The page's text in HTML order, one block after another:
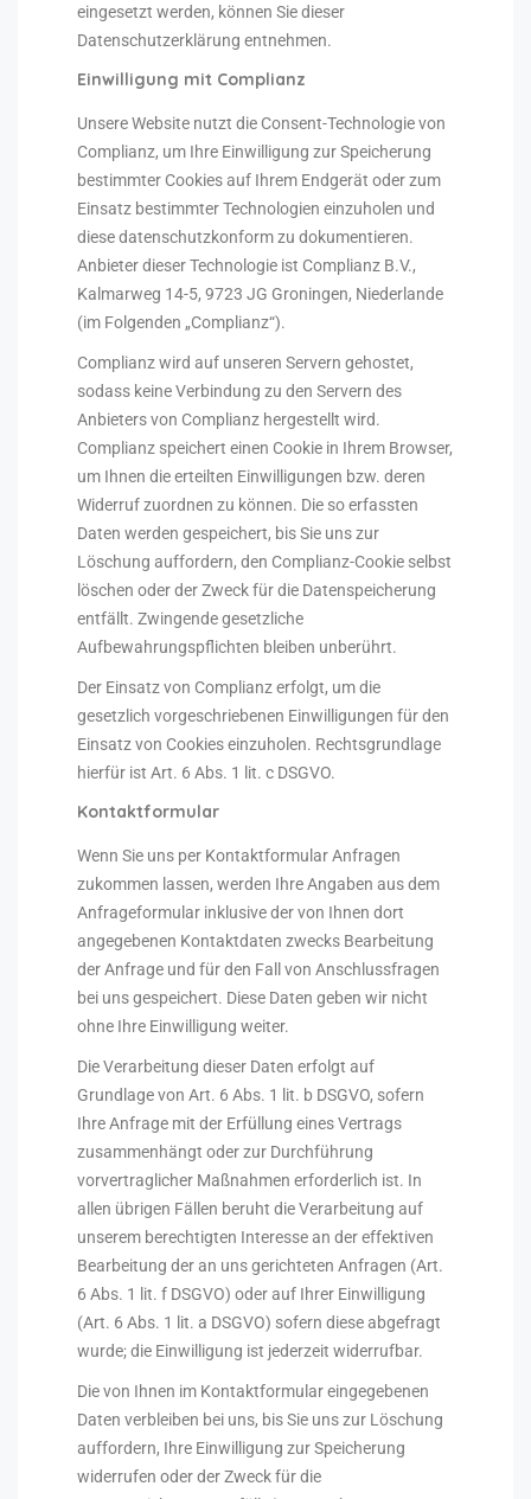
eingesetzt werden, können Sie dieser
Datenschutzerklärung entnehmen.
Einwilligung mit Complianz
Unsere Website nutzt die Consent-Technologie von
Complianz, um Ihre Einwilligung zur Speicherung
bestimmter Cookies auf Ihrem Endgerät oder zum
Einsatz bestimmter Technologien einzuholen und
diese datenschutzkonform zu dokumentieren.
Anbieter dieser Technologie ist Complianz B.V.,
Kalmarweg 14-5, 9723 JG Groningen, Niederlande
(im Folgenden „Complianz“).
Complianz wird auf unseren Servern gehostet,
sodass keine Verbindung zu den Servern des
Anbieters von Complianz hergestellt wird.
Complianz speichert einen Cookie in Ihrem Browser,
um Ihnen die erteilten Einwilligungen bzw. deren
Widerruf zuordnen zu können. Die so erfassten
Daten werden gespeichert, bis Sie uns zur
Löschung auffordern, den Complianz-Cookie selbst
löschen oder der Zweck für die Datenspeicherung
entfällt. Zwingende gesetzliche
Aufbewahrungspflichten bleiben unberührt.
Der Einsatz von Complianz erfolgt, um die
gesetzlich vorgeschriebenen Einwilligungen für den
Einsatz von Cookies einzuholen. Rechtsgrundlage
hierfür ist Art. 6 Abs. 1 lit. c DSGVO.
Kontaktformular
Wenn Sie uns per Kontaktformular Anfragen
zukommen lassen, werden Ihre Angaben aus dem
Anfrageformular inklusive der von Ihnen dort
angegebenen Kontaktdaten zwecks Bearbeitung
der Anfrage und für den Fall von Anschlussfragen
bei uns gespeichert. Diese Daten geben wir nicht
ohne Ihre Einwilligung weiter.
Die Verarbeitung dieser Daten erfolgt auf
Grundlage von Art. 6 Abs. 1 lit. b DSGVO, sofern
Ihre Anfrage mit der Erfüllung eines Vertrags
zusammenhängt oder zur Durchführung
vorvertraglicher Maßnahmen erforderlich ist. In
allen übrigen Fällen beruht die Verarbeitung auf
unserem berechtigten Interesse an der effektiven
Bearbeitung der an uns gerichteten Anfragen (Art.
6 Abs. 1 lit. f DSGVO) oder auf Ihrer Einwilligung
(Art. 6 Abs. 1 lit. a DSGVO) sofern diese abgefragt
wurde; die Einwilligung ist jederzeit widerrufbar.
Die von Ihnen im Kontaktformular eingegebenen
Daten verbleiben bei uns, bis Sie uns zur Löschung
auffordern, Ihre Einwilligung zur Speicherung
widerrufen oder der Zweck für die